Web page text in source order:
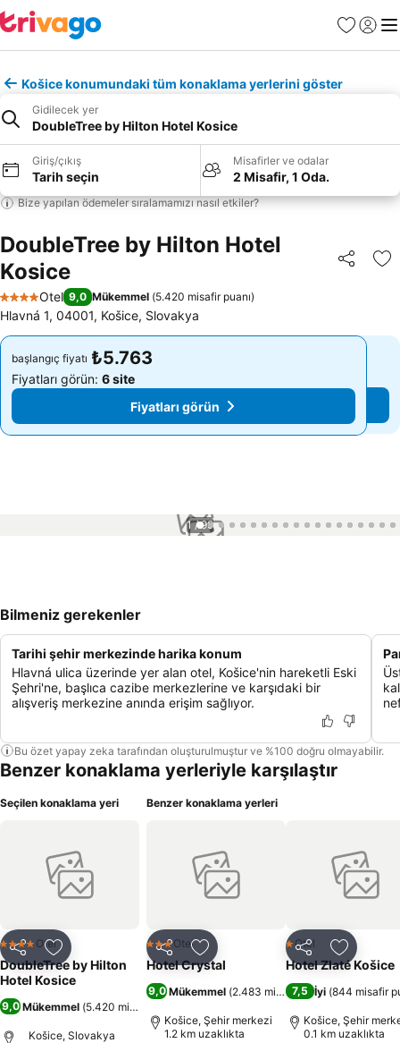
Favoriler
Giriş
Košice konumundaki tüm konaklama yerlerini göster
Gidilecek yer
DoubleTree by Hilton Hotel Kosice
Giriş/çıkış
Tarih seçin
Misafirler ve odalar
2 Misafir, 1 Oda.
Bize yapılan ödemeler sıralamamızı nasıl etkiler?
DoubleTree by Hilton Hotel
Kosice
Paylaş
4 Yıldız
Otel 9,0 Mükemmel (5.420 misafir puanı)
Hlavná 1, 04001, Košice, Slovakya
başlangıç fiyatı ₺5.763
Fiyatları görün: 6 site
Fiyatları görün
başlangıç fiyatı ₺5.763
Fiyatları görün: 6 site
Fiyatları görün
1 / 99
Bilmeniz gerekenler
Tarihi şehir merkezinde harika konum
Hlavná ulica üzerinde yer alan otel, Košice'nin hareketli Eski
Şehri'ne, başlıca cazibe merkezlerine ve karşıdaki bir
alışveriş merkezine anında erişim sağlıyor.
Bu özet yapay zeka tarafından oluşturulmuştur ve %100 doğru olmayabilir.
Benzer konaklama yerleriyle karşılaştır
Seçilen konaklama yeri
Paylaş Favorilerime ekle
4 Yıldız Otel
DoubleTree by Hilton
Hotel Kosice
9,0 Mükemmel (5.420 misafir puanı
Košice, Slovakya
Benzer konaklama yerleri
Paylaş Favorilerime ekle
3 YıldızOtel
Hotel Crystal
9,0 Mükemmel (2.483 misafir puanı )
Košice, Şehir merkezi
1.2 km uzaklıkta
Paylaş
1 Yıldız
Otel
Hotel Zlaté Košice
7,5 İyi (844 misafir
Košice, Şehir
0.1 km uzaklıkta